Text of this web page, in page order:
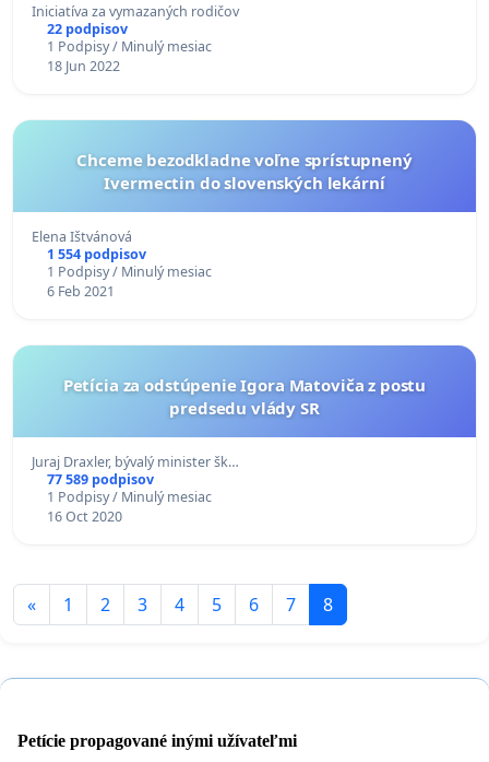
Iniciatíva za vymazaných rodičov
22 podpisov
1 Podpisy / Minulý mesiac
18 Jun 2022
Chceme bezodkladne voľne sprístupnený
Ivermectin do slovenských lekární
Elena Ištvánová
1 554 podpisov
1 Podpisy / Minulý mesiac
6 Feb 2021
Petícia za odstúpenie Igora Matoviča z postu
predsedu vlády SR
Juraj Draxler, bývalý minister šk…
77 589 podpisov
1 Podpisy / Minulý mesiac
16 Oct 2020
« 1 2 3 4 5 6 7 8
Petície propagované inými užívateľmi